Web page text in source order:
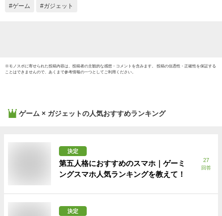
ゲーム ガジェット
※モノスポに寄せられた投稿内容は、投稿者の主観的な感想・コメントを含みます。 投稿の信憑性・正確性を保証する
ことはできませんので、あくまで参考情報の一つとしてご利用ください。
ゲーム × ガジェットの人気おすすめランキング
決定
第五人格におすすめのスマホ｜ゲーミ
ングスマホ人気ランキングを教えて！
27
回答
決定